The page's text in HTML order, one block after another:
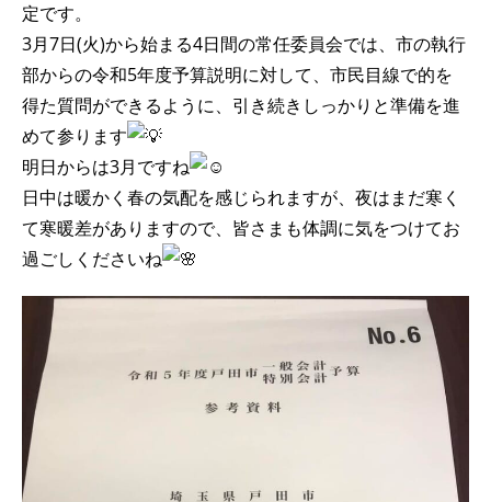
定です。
3月7日(火)から始まる4日間の常任委員会では、市の執行
部からの令和5年度予算説明に対して、市民目線で的を
得た質問ができるように、引き続きしっかりと準備を進
めて参ります
明日からは3月ですね
日中は暖かく春の気配を感じられますが、夜はまだ寒く
て寒暖差がありますので、皆さまも体調に気をつけてお
過ごしくださいね